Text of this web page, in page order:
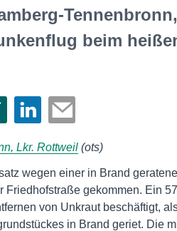
beim
Lkr. Rottweil (ots)
wegen einer in Brand
Friedhofstraße gekommen. Ein
von Unkraut beschäftigt,
in Brand geriet. Die